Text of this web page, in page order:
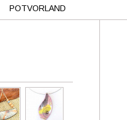
POTVORLAND